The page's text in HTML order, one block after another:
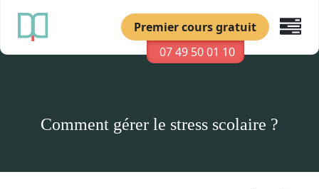
07 49 50 01 10
Premier cours gratuit
Comment gérer le stress scolaire ?